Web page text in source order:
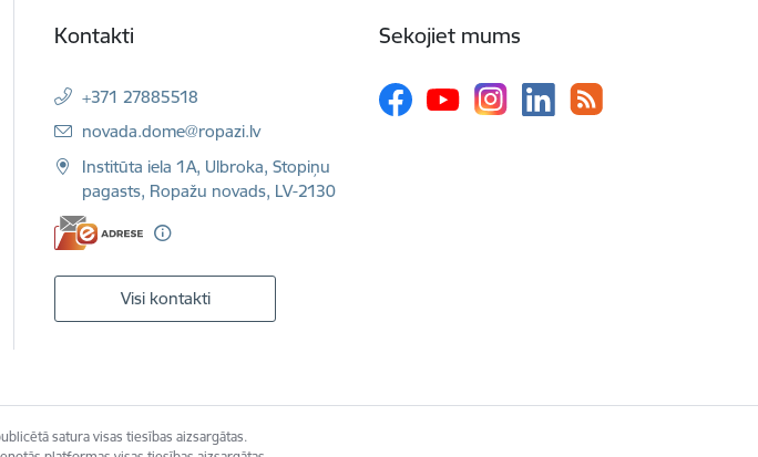
Kontakti
+371 27885518
E-pasts:
novada.dome@ropazi.lv
Institūta iela 1A, Ulbroka, Stopiņu
pagasts, Ropažu novads, LV-2130
Visi kontakti
Sekojiet mums
satura visas tiesības aizsargātas.